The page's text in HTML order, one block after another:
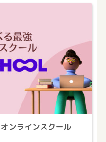
ンラインスクール